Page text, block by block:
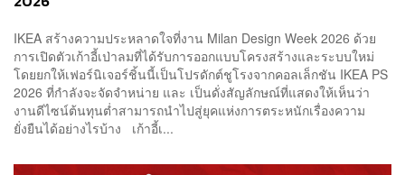
IKEA สร้างความประหลาดใจที่งาน Milan Design Week 2026 ด้วย
การเปิดตัวเก้าอี้เป่าลมที่ได้รับการออกแบบโครงสร้างและระบบใหม่
โดยยกให้เฟอร์นิเจอร์ชิ้นนี้เป็นโปรดักต์ชูโรงจากคอลเล็กชัน IKEA PS
2026 ที่กำลังจะจัดจำหน่าย และ เป็นดั่งสัญลักษณ์ที่แสดงให้เห็นว่า
งานดีไซน์ต้นทุนต่ำสามารถนำไปสู่ยุคแห่งการตระหนักเรื่องความ
ยั่งยืนได้อย่างไรบ้าง เก้าอี้เ...